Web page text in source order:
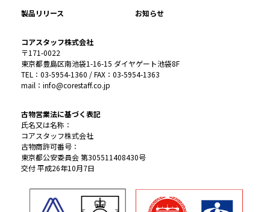
製品リリース
お知らせ
コアスタッフ株式会社
〒171-0022
東京都豊島区南池袋1-16-15 ダイヤゲート池袋8F
TEL：03-5954-1360 / FAX：03-5954-1363
mail：info@corestaff.co.jp
古物営業法に基づく表記
氏名又は名称：
コアスタッフ株式会社
古物商許可番号：
東京都公安委員会 第305511408430号
交付 平成26年10月7日